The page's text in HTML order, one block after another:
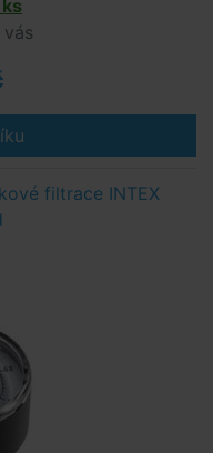
filtrace INTEX